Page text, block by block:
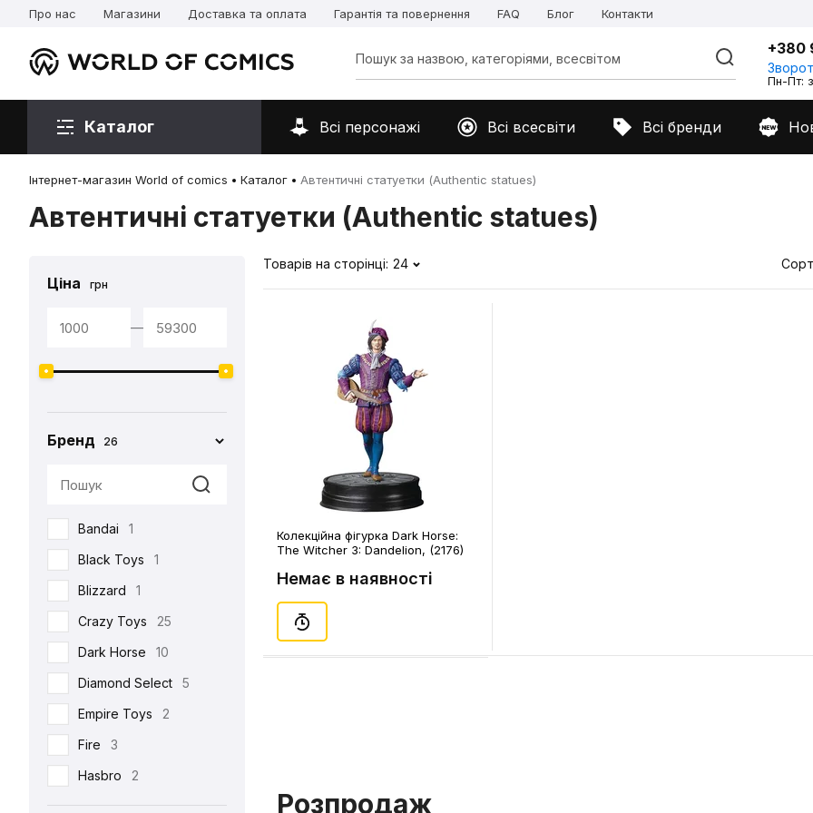
Про нас Магазини Доставка та оплата Гарантія та повернення FAQ Блог Контакти
+380
Пн-Пт:
Каталог Всі персонажі Всі всесвіти Всі бренди
Інтернет-магазин World of comics Каталог Автентичні статуетки (Authentic statues)
Автентичні статуетки (Authentic statues)
Ціна грн
—
Бренд 26
Bandai
1
Black Toys
1
Blizzard
1
Crazy Toys
25
Dark Horse
10
Diamond Select
5
Empire Toys
2
Fire
3
Hasbro
2
Hot Toys 93
Товарів на сторінці: 24
Колекційна фігурка Dark Horse:
The Witcher 3: Dandelion, (2176)
Немає в наявності
Розпродаж